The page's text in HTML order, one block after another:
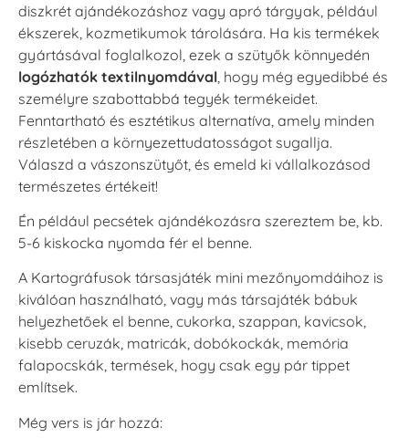
diszkrét ajándékozáshoz vagy apró tárgyak, például
ékszerek, kozmetikumok tárolására. Ha kis termékek
gyártásával foglalkozol, ezek a szütyők könnyedén
logózhatók textilnyomdával , hogy még egyedibbé és
személyre szabottabbá tegyék termékeidet.
Fenntartható és esztétikus alternatíva, amely minden
részletében a környezettudatosságot sugallja.
Válaszd a vászonszütyőt, és emeld ki vállalkozásod
természetes értékeit!
Én például pecsétek ajándékozásra szereztem be, kb.
5-6 kiskocka nyomda fér el benne.
A Kartográfusok társasjáték mini mezőnyomdáihoz is
kiválóan használható, vagy más társajáték bábuk
helyezhetőek el benne, cukorka, szappan, kavicsok,
kisebb ceruzák, matricák, dobókockák, memória
falapocskák, termések, hogy csak egy pár tippet
említsek.
Még vers is jár hozzá: